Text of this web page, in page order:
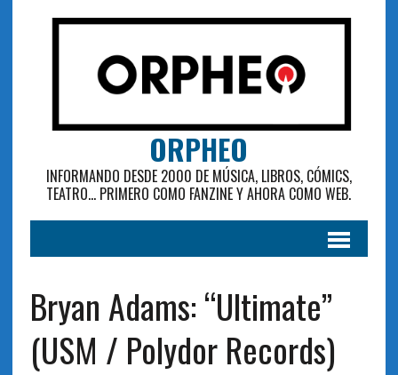
ORPHEO
INFORMANDO DESDE 2000 DE MÚSICA, LIBROS, CÓMICS,
TEATRO... PRIMERO COMO FANZINE Y AHORA COMO WEB.
Bryan Adams: “Ultimate”
(USM / Polydor Records)